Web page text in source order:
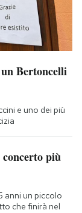
Bertoncelli
e uno dei più
più
anni un piccolo
che finirà nel